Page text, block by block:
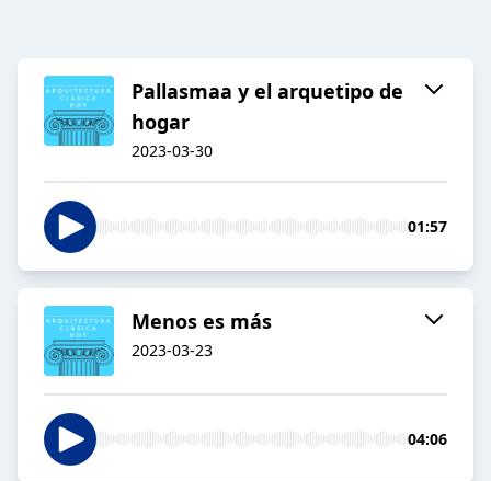
Pallasmaa y el arquetipo de
hogar
2023-03-30
01:57
Menos es más
2023-03-23
04:06